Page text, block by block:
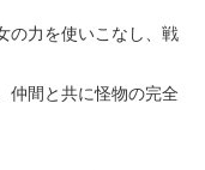
の力を使いこなし、戦
仲間と共に怪物の完全